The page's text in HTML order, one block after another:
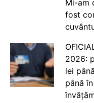
Mi-am
fost
2026:
lei
până